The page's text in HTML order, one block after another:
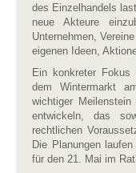
des Einzelhandels
neue Akteure
Unternehmen,
eigenen Ideen,
Ein konkreter
dem Wintermarkt
wichtiger
entwickeln, das
rechtlichen
Die Planungen
für den 21. Mai im